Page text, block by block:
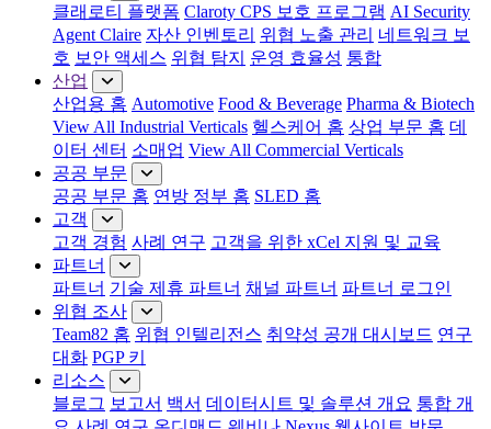
클래로티 플랫폼 Claroty CPS 보호 프로그램 AI Security
Agent Claire 자산 인벤토리 위협 노출 관리 네트워크 보
호 보안 액세스 위협 탐지 운영 효율성 통합
산업
산업용 홈 Automotive Food & Beverage Pharma & Biotech
View All Industrial Verticals 헬스케어 홈 상업 부문 홈 데
이터 센터 소매업 View All Commercial Verticals
공공 부문
공공 부문 홈 연방 정부 홈 SLED 홈
고객
고객 경험 사례 연구 고객을 위한 xCel 지원 및 교육
파트너
파트너 기술 제휴 파트너 채널 파트너 파트너 로그인
위협 조사
Team82 홈 위협 인텔리전스 취약성 공개 대시보드 연구
대화 PGP 키
리소스
블로그 보고서 백서 데이터시트 및 솔루션 개요 통합 개